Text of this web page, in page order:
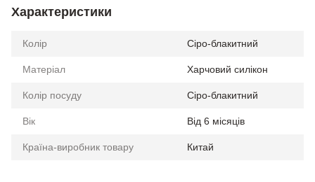
Характеристики
Колір Сіро-блакитний
Матеріал Харчовий силікон
Колір посуду Сіро-блакитний
Вік Від 6 місяців
Країна-виробник товару Китай